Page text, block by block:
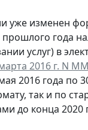
уже изменен
прошлого года
услуг) в
2016 г. N
2016 года
так и по
до конца 2020